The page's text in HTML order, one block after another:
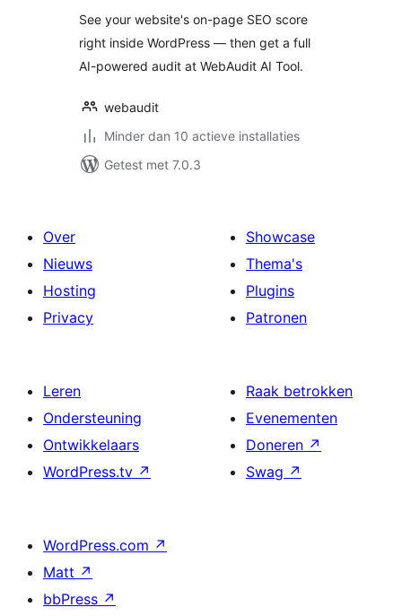
See your website's on-page SEO score
right inside WordPress — then get a full
AI-powered audit at WebAudit AI Tool.
webaudit
Minder dan 10 actieve installaties
Getest met 7.0.3
Over
Nieuws
Hosting
Privacy
Showcase
Thema's
Plugins
Patronen
Leren
Ondersteuning
Ontwikkelaars
WordPress.tv ↗
Raak betrokken
Evenementen
Doneren ↗
Swag ↗
WordPress.com ↗
Matt ↗
bbPress ↗